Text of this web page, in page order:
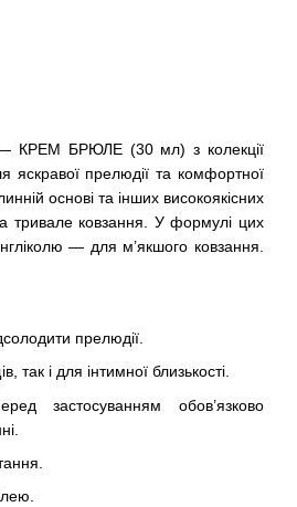
— КРЕМ БРЮЛЕ (30 мл) з колекції
яскравої прелюдії та комфортної
основі та інших високоякісних
та тривале ковзання. У формулі цих
— для м’якшого ковзання.
прелюдії.
і для інтимної близькості.
застосуванням обов’язково